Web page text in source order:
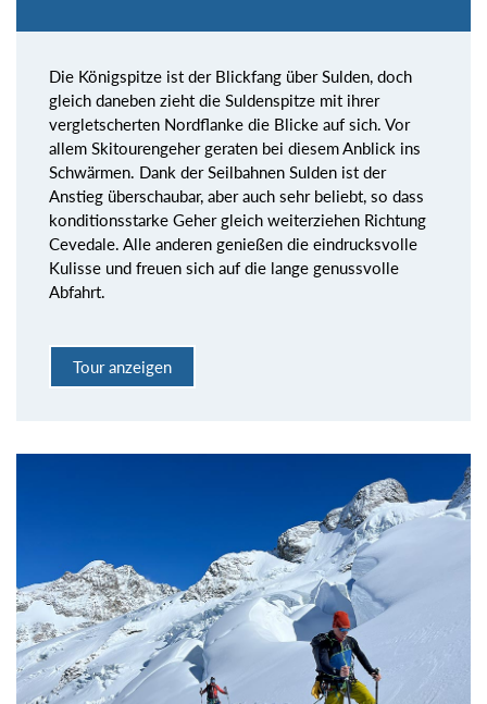
Die Königspitze ist der Blickfang über Sulden, doch
gleich daneben zieht die Suldenspitze mit ihrer
vergletscherten Nordflanke die Blicke auf sich. Vor
allem Skitourengeher geraten bei diesem Anblick ins
Schwärmen. Dank der Seilbahnen Sulden ist der
Anstieg überschaubar, aber auch sehr beliebt, so dass
konditionsstarke Geher gleich weiterziehen Richtung
Cevedale. Alle anderen genießen die eindrucksvolle
Kulisse und freuen sich auf die lange genussvolle
Abfahrt.
Tour anzeigen